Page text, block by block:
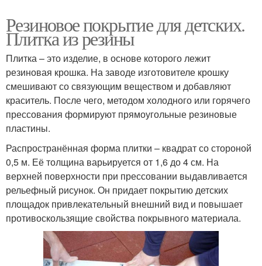
Резиновое покрытие для детских.
Плитка из резины
Плитка – это изделие, в основе которого лежит
резиновая крошка. На заводе изготовителе крошку
смешивают со связующим веществом и добавляют
краситель. После чего, методом холодного или горячего
прессования формируют прямоугольные резиновые
пластины.
Распространённая форма плитки – квадрат со стороной
0,5 м. Её толщина варьируется от 1,6 до 4 см. На
верхней поверхности при прессовании выдавливается
рельефный рисунок. Он придает покрытию детских
площадок привлекательный внешний вид и повышает
противоскользящие свойства покрывного материала.